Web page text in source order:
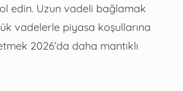
edin. Uzun vadeli bağlamak
vadelerle piyasa koşullarına
2026’da daha mantıklı